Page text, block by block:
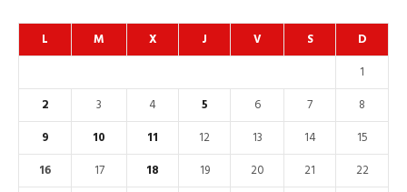
L M X J V S D
1
2
3 4 5 6 7
8
9
10 11 12 13 14
15
16
17 18 19 20 21
22